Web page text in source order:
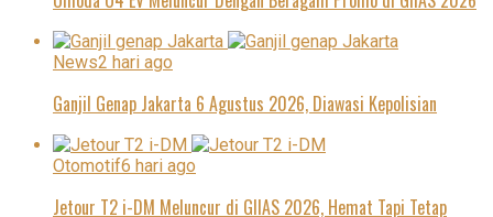
News2 hari ago
Ganjil Genap Jakarta 6 Agustus 2026, Diawasi Kepolisian
Otomotif6 hari ago
Jetour T2 i-DM Meluncur di GIIAS 2026, Hemat Tapi Tetap